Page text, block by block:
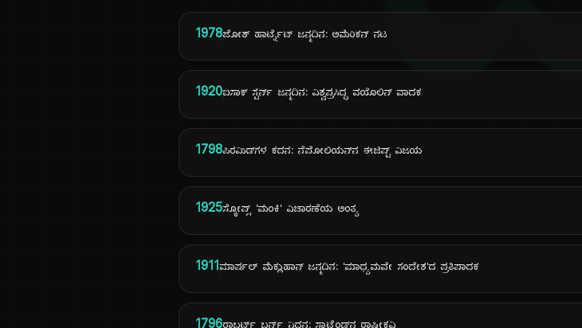
1978ಜೋಶ್ ಹಾರ್ಟ್ನೆಟ್ ಜನ್ಮದಿನ: ಅಮೆರಿಕನ್ ನಟ
1920ಐಸಾಕ್ ಸ್ಟರ್ನ್ ಜನ್ಮದಿನ: ವಿಶ್ವಪ್ರಸಿದ್ಧ ವಯೊಲಿನ್ ವಾದಕ
1798ಪಿರಮಿಡ್‌ಗಳ ಕದನ: ನೆಪೋಲಿಯನ್‌ನ ಈಜಿಪ್ಟ್ ವಿಜಯ
1925ಸ್ಕೋಪ್ಸ್ 'ಮಂಕಿ' ವಿಚಾರಣೆಯ ಅಂತ್ಯ
1911ಮಾರ್ಷಲ್ ಮೆಕ್ಲುಹಾನ್ ಜನ್ಮದಿನ: 'ಮಾಧ್ಯಮವೇ ಸಂದೇಶ'ದ ಪ್ರತಿಪಾದಕ